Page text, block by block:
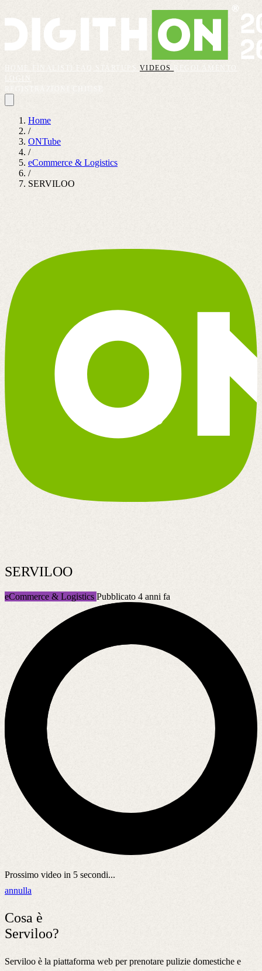
VIDEOS
REGOLAMENTO
Home
/
ONTube
/
eCommerce & Logistics
/
SERVILOO
SERVILOO
eCommerce & Logistics Pubblicato 4 anni fa
Prossimo video in 5 secondi...
annulla
Cosa è
Serviloo?
Serviloo è la piattaforma web per prenotare pulizie domestiche e